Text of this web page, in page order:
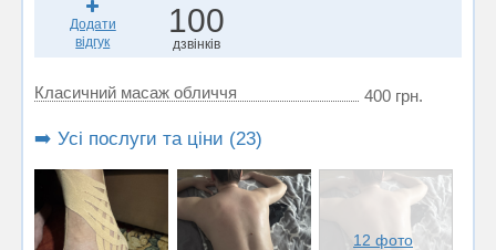
Додати
відгук
100
дзвінків
Класичний масаж обличчя 400 грн.
➡️ Усі послуги та ціни (23)
12 фото